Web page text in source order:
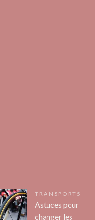
TRANSPORTS
Astuces pour
changer les